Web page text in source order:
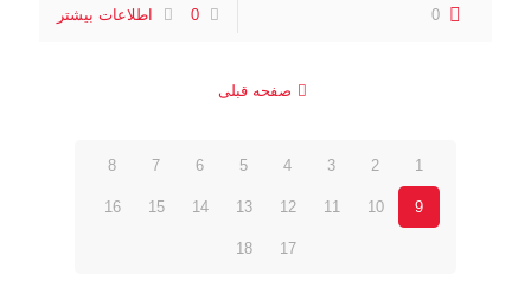
0
0 اطلاعات بیشتر
صفحه قبلی
1
2
3
4
5
6
7
8
9
10
11
12
13
14
15
16
17
18